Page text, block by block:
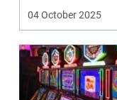
udnytt...
04 October 2025